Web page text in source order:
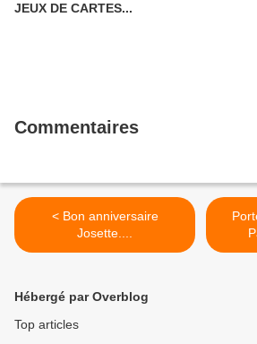
JEUX DE CARTES...
Commentaires
< Bon anniversaire
Josette....
Hébergé par Overblog
Top articles